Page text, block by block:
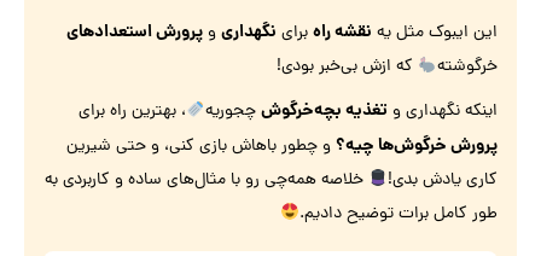
این ایبوک مثل یه نقشه راهبرای نگهداریو پرورش استعدادهای
خرگوشته
که ازش بی‌خبر بودی!
اینکه نگهداری و تغذیه بچه‌خرگوشچجوریه ، بهترین راه برای
پرورش خرگوش‌ها‌ چیه؟و چطور باهاش بازی کنی، و حتی شیرین
کاری یادش بدی!
خلاصه همه‌چی رو با مثال‌های ساده و کاربردی به
طور کامل برات توضیح دادیم.